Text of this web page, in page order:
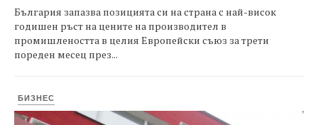
България запазва позицията си на страна с най-висок
годишен ръст на цените на производител в
промишлеността в целия Европейски съюз за трети
пореден месец през...
БИЗНЕС